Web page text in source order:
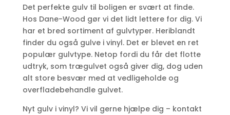
Det perfekte gulv til boligen er svært at finde.
Hos Dane-Wood gør vi det lidt lettere for dig. Vi
har et bred sortiment af gulvtyper. Heriblandt
finder du også gulve i vinyl. Det er blevet en ret
populær gulvtype. Netop fordi du får det flotte
udtryk, som trægulvet også giver dig, dog uden
alt store besvær med at vedligeholde og
overfladebehandle gulvet.
Nyt gulv i vinyl? Vi vil gerne hjælpe dig – kontakt